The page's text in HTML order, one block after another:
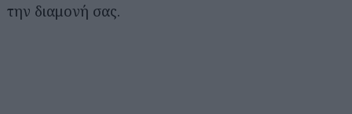
την διαμονή σας.